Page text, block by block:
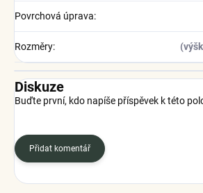
Povrchová úprava:
Rozměry:
Diskuze
Buďte první, kdo napíše příspěvek k této
Přidat komentář